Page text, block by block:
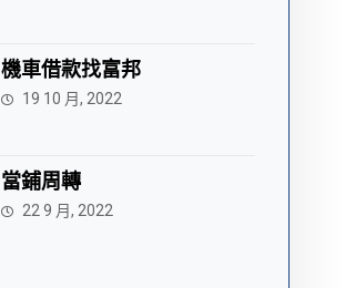
機車借款找富邦
19 10 月, 2022
當鋪周轉
22 9 月, 2022